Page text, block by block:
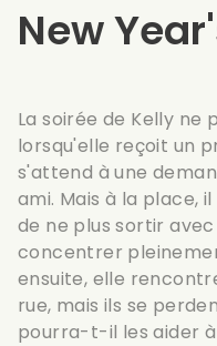
New
La soirée de Kelly ne
lorsqu'elle reçoit un
s'attend à une
ami. Mais à la place,
de ne plus sortir
concentrer
ensuite, elle
rue, mais ils se
pourra-t-il les aider